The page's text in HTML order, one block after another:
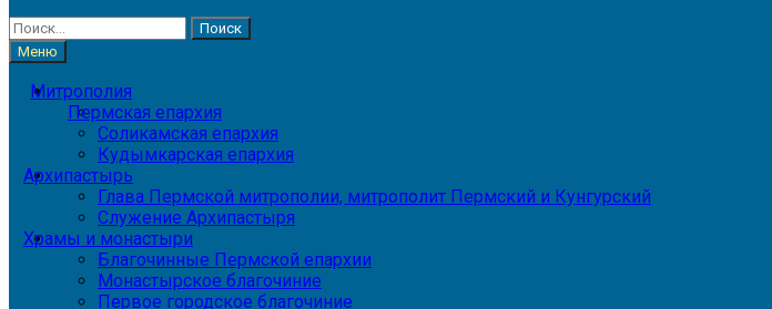
Найти:
Меню
Митрополия
Пермская епархия
Соликамская епархия
Кудымкарская епархия
Архипастырь
Глава Пермской митрополии, митрополит Пермский и Кунгурский
Служение Архипастыря
Храмы и монастыри
Благочинные Пермской епархии
Монастырское благочиние
Первое городское благочиние